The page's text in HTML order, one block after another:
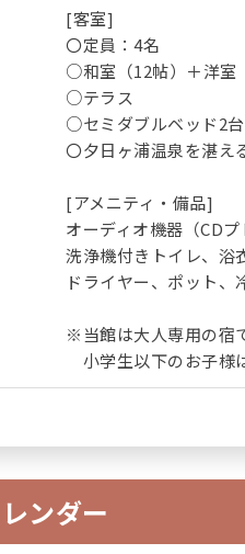
[客室]
〇定員：4名
○和室（12帖）＋洋室
○テラス
○セミダブルベッド2台
〇夕日ヶ浦温泉を湛え
[アメニティ・備品]
オーディオ機器（CD
洗浄機付きトイレ、浴
ドライヤー、ポット
※当館は大人専用の宿
小学生以下のお子様
ンダー